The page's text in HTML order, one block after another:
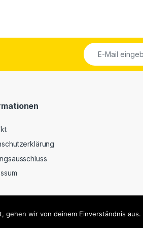
gehen wir von deinem Einverständnis aus.